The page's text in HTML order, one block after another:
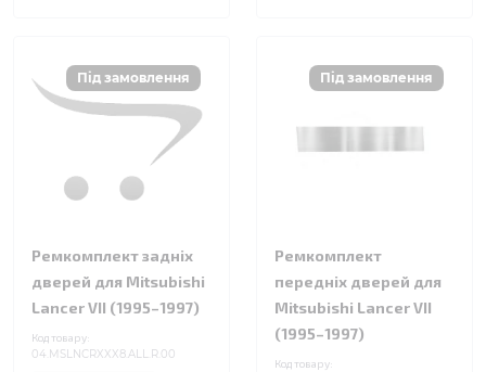
Ремкомплект задніх
дверей для Mitsubishi
Lancer VII (1995–1997)
Код товару:
04.MSLNCRXXX8.ALL.R.00
Ремкомплект
передніх дверей для
Mitsubishi Lancer VII
(1995–1997)
Код товару: